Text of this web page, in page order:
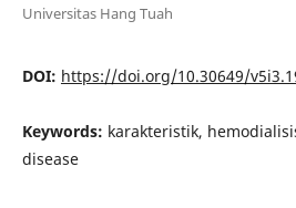
Universitas Hang Tuah
DOI: https://doi.org/10.30649/
Keywords: karakteristik,
disease